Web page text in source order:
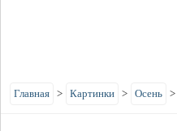
Главная > Картинки > Осень >